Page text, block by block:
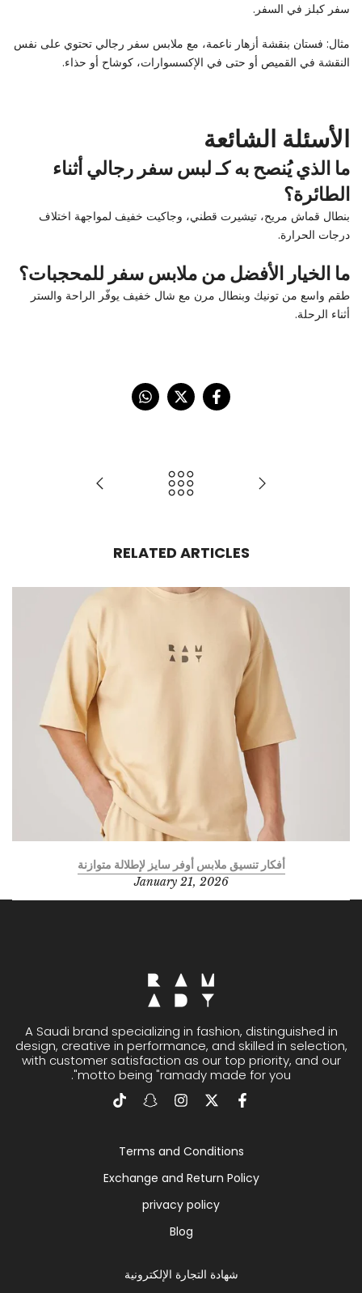
سفر كبلز في السفر.
مثال: فستان بنقشة أزهار ناعمة، مع ملابس سفر رجالي تحتوي على نفس
النقشة في القميص أو حتى في الإكسسوارات، كوشاح أو حذاء.
الأسئلة الشائعة
ما الذي يُنصح به كـ لبس سفر رجالي أثناء
الطائرة؟
بنطال قماش مريح، تيشيرت قطني، وجاكيت خفيف لمواجهة اختلاف
درجات الحرارة.
ما الخيار الأفضل من ملابس سفر للمحجبات؟
طقم واسع من تونيك وبنطال مرن مع شال خفيف يوفّر الراحة والستر
أثناء الرحلة.
RELATED ARTICLES
أفكار تنسيق ملابس أوفر سايز لإطلالة متوازنة
January 21, 2026
A Saudi brand specializing in fashion, distinguished in
design, creative in performance, and skilled in selection,
with customer satisfaction as our top priority, and our
motto being "ramady made for you".
Terms and Conditions
Exchange and Return Policy
privacy policy
Blog
شهادة التجارة الإلكترونية